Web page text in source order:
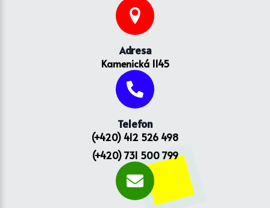
Adresa
Kamenická 1145
Telefon
(+420) 412 526 498
(+420) 731 500 799